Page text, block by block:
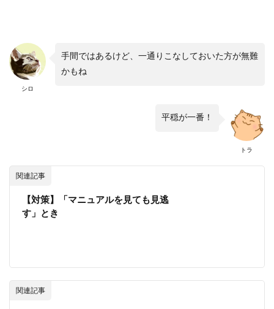
シロ
手間ではあるけど、一通りこなしておいた方が無難
かもね
トラ
平穏が一番！
関連記事
【対策】「マニュアルを見ても見逃
す」とき
関連記事